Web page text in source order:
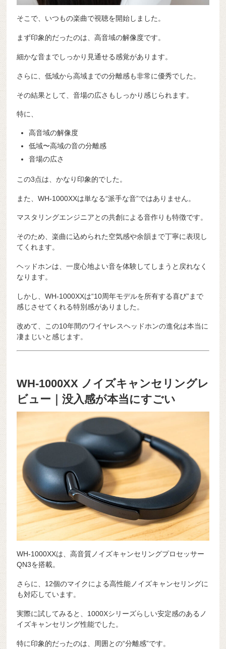
そこで、いつもの楽曲で視聴を開始しました。
まず印象的だったのは、高音域の解像度です。
細かな音までしっかり見通せる感覚があります。
さらに、低域から高域までの分離感も非常に優秀でした。
その結果として、音場の広さもしっかり感じられます。
特に、
高音域の解像度
低域〜高域の音の分離感
音場の広さ
この3点は、かなり印象的でした。
また、WH-1000XXは単なる“派手な音”ではありません。
マスタリングエンジニアとの共創による音作りも特徴です。
そのため、楽曲に込められた空気感や余韻まで丁寧に表現し
てくれます。
ヘッドホンは、一度心地よい音を体験してしまうと戻れなく
なります。
しかし、WH-1000XXは“10周年モデルを所有する喜び”まで
感じさせてくれる特別感がありました。
改めて、この10年間のワイヤレスヘッドホンの進化は本当に
凄まじいと感じます。
WH-1000XX ノイズキャンセリングレ
ビュー｜没入感が本当にすごい
WH-1000XXは、高音質ノイズキャンセリングプロセッサー
QN3を搭載。
さらに、12個のマイクによる高性能ノイズキャンセリングに
も対応しています。
実際に試してみると、1000Xシリーズらしい安定感のあるノ
イズキャンセリング性能でした。
特に印象的だったのは、周囲との“分離感”です。